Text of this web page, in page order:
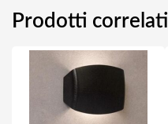
Prodotti correlati